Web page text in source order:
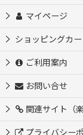
マイページ
ショッピングカー
ご利用案内
お問い合せ
関連サイト（
プライバシー